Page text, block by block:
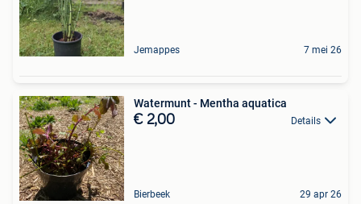
Jemappes 7 mei 26
Watermunt - Mentha aquatica
€ 2,00 Details
Bierbeek 29 apr 26